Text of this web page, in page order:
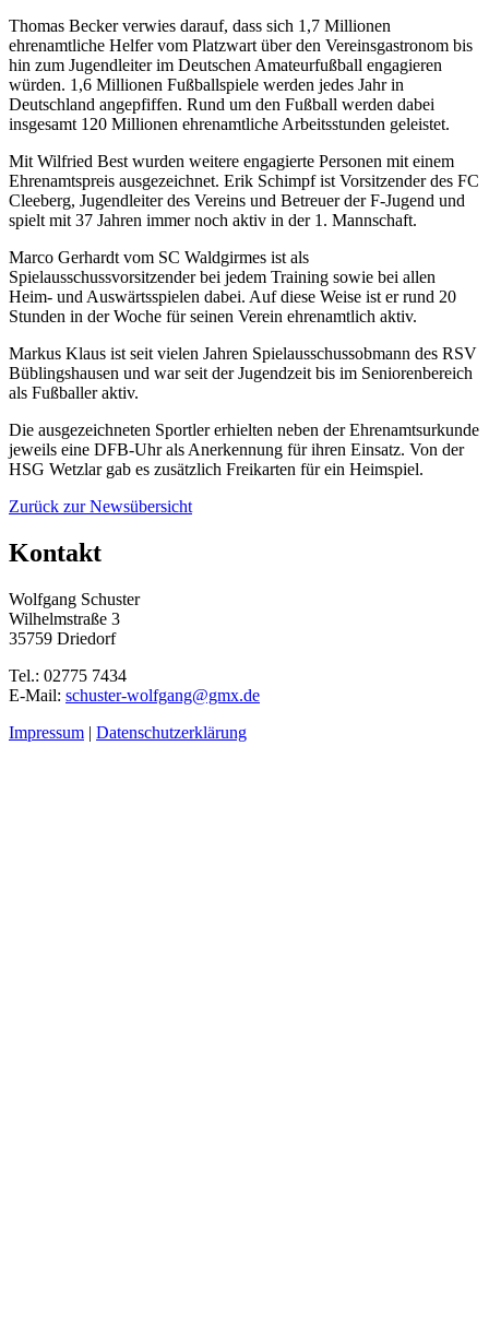
Thomas Becker verwies darauf, dass sich 1,7 Millionen
ehrenamtliche Helfer vom Platzwart über den Vereinsgastronom bis
hin zum Jugendleiter im Deutschen Amateurfußball engagieren
würden. 1,6 Millionen Fußballspiele werden jedes Jahr in
Deutschland angepfiffen. Rund um den Fußball werden dabei
insgesamt 120 Millionen ehrenamtliche Arbeitsstunden geleistet.
Mit Wilfried Best wurden weitere engagierte Personen mit einem
Ehrenamtspreis ausgezeichnet. Erik Schimpf ist Vorsitzender des FC
Cleeberg, Jugendleiter des Vereins und Betreuer der F-Jugend und
spielt mit 37 Jahren immer noch aktiv in der 1. Mannschaft.
Marco Gerhardt vom SC Waldgirmes ist als
Spielausschussvorsitzender bei jedem Training sowie bei allen
Heim- und Auswärtsspielen dabei. Auf diese Weise ist er rund 20
Stunden in der Woche für seinen Verein ehrenamtlich aktiv.
Markus Klaus ist seit vielen Jahren Spielausschussobmann des RSV
Büblingshausen und war seit der Jugendzeit bis im Seniorenbereich
als Fußballer aktiv.
Die ausgezeichneten Sportler erhielten neben der Ehrenamtsurkunde
jeweils eine DFB-Uhr als Anerkennung für ihren Einsatz. Von der
HSG Wetzlar gab es zusätzlich Freikarten für ein Heimspiel.
Zurück zur Newsübersicht
Kontakt
Wolfgang Schuster
Wilhelmstraße 3
35759 Driedorf
Tel.: 02775 7434
E-Mail: schuster-wolfgang@gmx.de
Impressum | Datenschutzerklärung